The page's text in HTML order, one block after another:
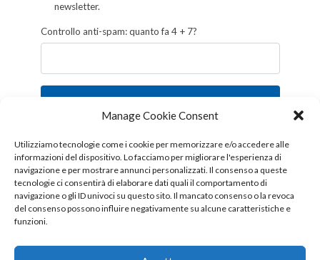
Manage Cookie Consent
Utilizziamo tecnologie come i cookie per memorizzare e/o accedere alle
informazioni del dispositivo. Lo facciamo per migliorare l'esperienza di
navigazione e per mostrare annunci personalizzati. Il consenso a queste
tecnologie ci consentirà di elaborare dati quali il comportamento di
navigazione o gli ID univoci su questo sito. Il mancato consenso o la revoca
del consenso possono influire negativamente su alcune caratteristiche e
funzioni.
newsletter.
Controllo anti-spam: quanto fa 4 + 7?
Follow us!